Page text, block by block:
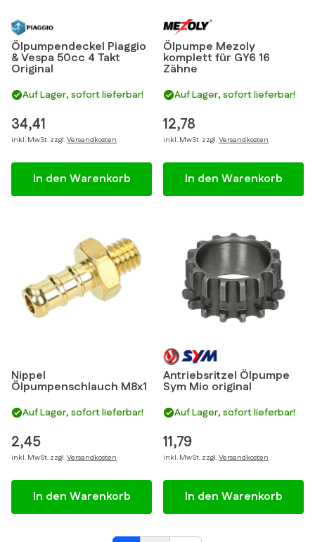
Ölpumpendeckel Piaggio
& Vespa 50cc 4 Takt
Original
Auf Lager, sofort lieferbar!
34,41
inkl. MwSt. zzgl.Versandkosten
In den Warenkorb
Ölpumpe Mezoly
komplett für GY6 16
Zähne
Auf Lager, sofort lieferbar!
12,78
inkl. MwSt. zzgl.Versandkosten
In den Warenkorb
Nippel
Ölpumpenschlauch M8x1
Auf Lager, sofort lieferbar!
2,45
inkl. MwSt. zzgl.Versandkosten
In den Warenkorb
Antriebsritzel Ölpumpe
Sym Mio original
Auf Lager, sofort lieferbar!
11,79
inkl. MwSt. zzgl.Versandkosten
In den Warenkorb